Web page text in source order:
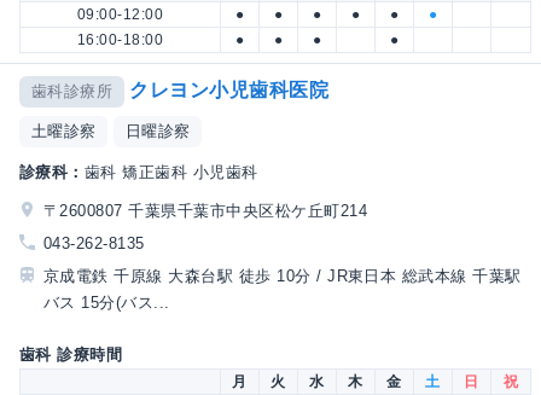
09:00-12:00
● ● ● ● ●
●
16:00-18:00
● ● ● ●
歯科診療所 クレヨン小児歯科医院
土曜診察 日曜診察
診療科： 歯科 矯正歯科 小児歯科
〒2600807 千葉県千葉市中央区松ケ丘町214
043-262-8135
京成電鉄 千原線 大森台駅 徒歩 10分 / JR東日本 総武本線 千葉駅
バス 15分(バス...
歯科 診療時間
月 火 水 木 金 土 日
祝